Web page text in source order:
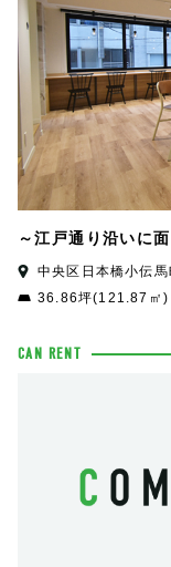
～江戸通り沿いに
中央区日本橋小伝馬
36.86坪(121.87㎡)
CAN RENT